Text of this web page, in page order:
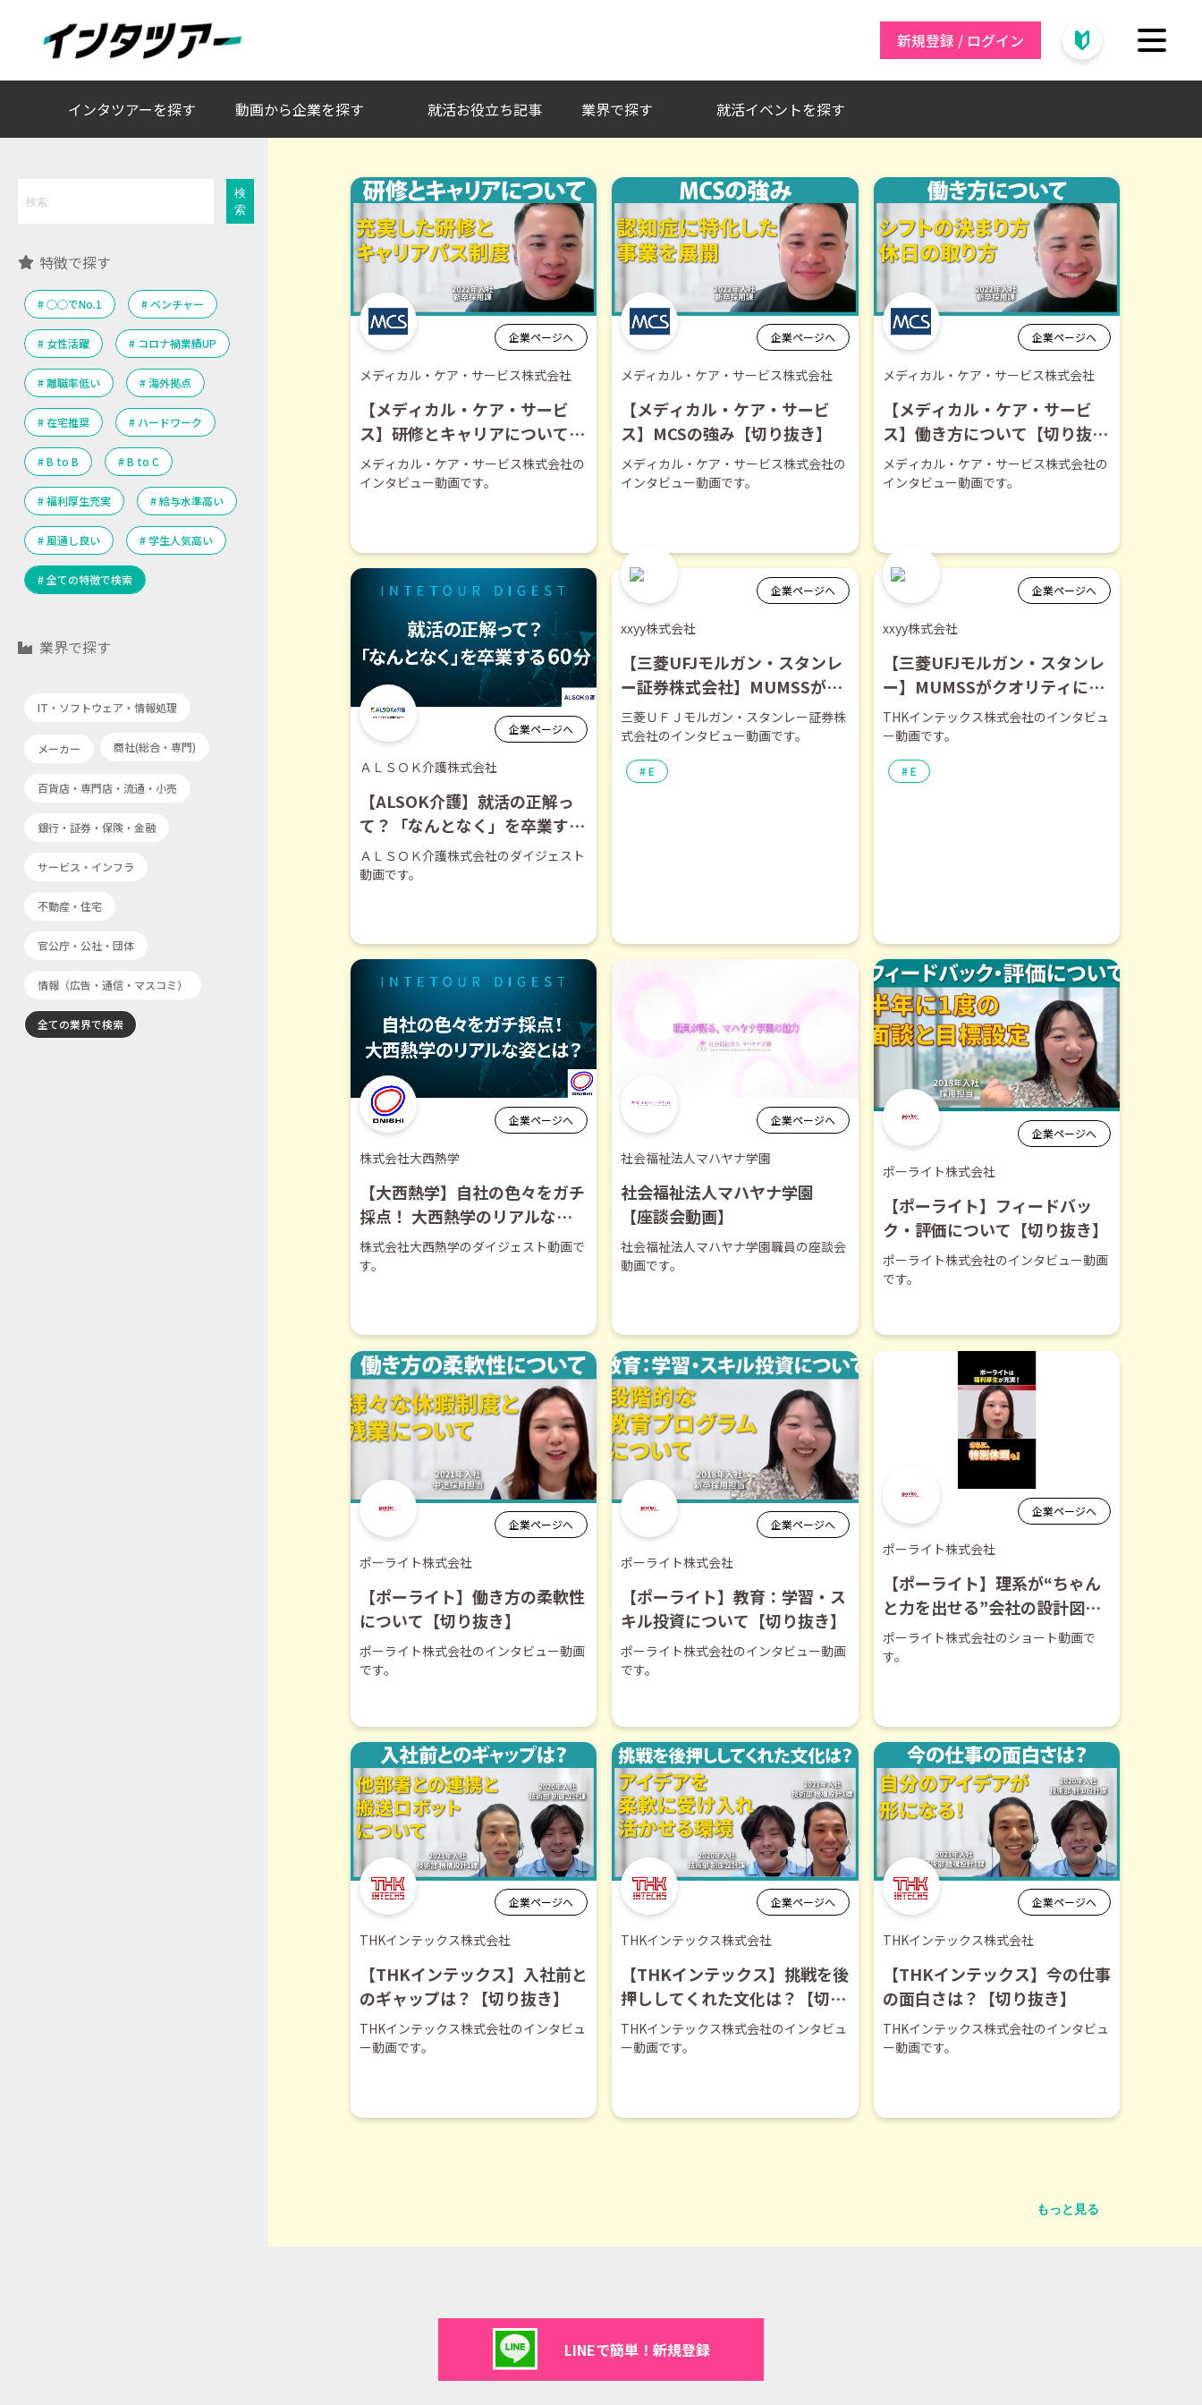
人事キャラクターAIチャットと動画で、これまでにない企業との出会いを。
新規登録 / ログイン
インタツアーを探す 動画から企業を探す 就活お役立ち記事 業界で探す 就活イベントを探す
索
検
索
特徴で探す
○○でNo.1 ベンチャー
女性活躍 コロナ禍業績UP
離職率低い 海外拠点
在宅推奨 ハードワーク
B to B B to C
福利厚生充実 給与水準高い
風通し良い 学生人気高い
全ての特徴で検索
業界で探す
IT・ソフトウェア・情報処理
メーカー 商社(総合・専門)
百貨店・専門店・流通・小売
銀行・証券・保険・金融
サービス・インフラ
不動産・住宅
官公庁・公社・団体
情報（広告・通信・マスコミ）
全ての業界で検索
企業ページへ
メディカル・ケア・サービス株式会社
【メディカル・ケア・サービ
ス】研修とキャリアについて
【切り抜き】
メディカル・ケア・サービス株式会社の
インタビュー動画です。
企業ページへ
メディカル・ケア・サービス株式会社
【メディカル・ケア・サービ
ス】MCSの強み【切り抜き】
メディカル・ケア・サービス株式会社の
インタビュー動画です。
企業ページへ
メディカル・ケア・サービス株式会社
【メディカル・ケア・サービ
ス】働き方について【切り抜
き】
メディカル・ケア・サービス株式会社の
インタビュー動画です。
企業ページへ
ＡＬＳＯＫ介護株式会社
【ALSOK介護】就活の正解っ
て？「なんとなく」を卒業する
60分【ダイジェスト】
ＡＬＳＯＫ介護株式会社のダイジェスト
動画です。
企業ページへ
xxyy株式会社
【三菱UFJモルガン・スタンレ
ー証券株式会社】MUMSSがク
オリティにこだわる理由は【切
り抜き】
三菱ＵＦＪモルガン・スタンレー証券株
式会社のインタビュー動画です。
E
企業ページへ
xxyy株式会社
【三菱UFJモルガン・スタンレ
ー】MUMSSがクオリティにこ
だわる理由は【切り抜き】
THKインテックス株式会社のインタビュ
ー動画です。
E
企業ページへ
株式会社大西熱学
【大西熱学】自社の色々をガチ
採点！ 大西熱学のリアルな姿
とは？【ダイジェスト】
株式会社大西熱学のダイジェスト動画で
す。
企業ページへ
社会福祉法人マハヤナ学園
社会福祉法人マハヤナ学園
【座談会動画】
社会福祉法人マハヤナ学園職員の座談会
動画です。
企業ページへ
ポーライト株式会社
【ポーライト】フィードバッ
ク・評価について【切り抜き】
ポーライト株式会社のインタビュー動画
です。
企業ページへ
ポーライト株式会社
【ポーライト】働き方の柔軟性
について【切り抜き】
ポーライト株式会社のインタビュー動画
です。
企業ページへ
ポーライト株式会社
【ポーライト】教育：学習・ス
キル投資について【切り抜き】
ポーライト株式会社のインタビュー動画
です。
企業ページへ
ポーライト株式会社
【ポーライト】理系が“ちゃん
と力を出せる”会社の設計図―
ポーライトの制度/文化を“理由
つき”で全部見せます【ショー
ポーライト株式会社のショート動画で
す。
企業ページへ
THKインテックス株式会社
【THKインテックス】入社前と
のギャップは？【切り抜き】
THKインテックス株式会社のインタビュ
ー動画です。
企業ページへ
THKインテックス株式会社
【THKインテックス】挑戦を後
押ししてくれた文化は？【切り
抜き】
THKインテックス株式会社のインタビュ
ー動画です。
企業ページへ
THKインテックス株式会社
【THKインテックス】今の仕事
の面白さは？【切り抜き】
THKインテックス株式会社のインタビュ
ー動画です。
もっと見る
LINEで簡単！新規登録